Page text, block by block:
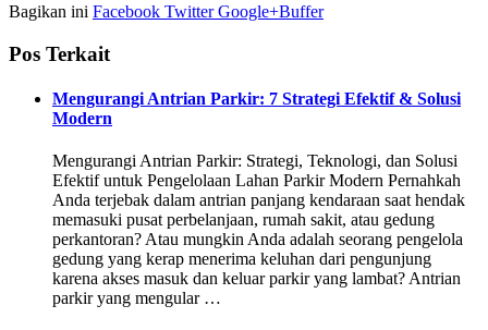
Bagikan ini Facebook TwitterGoogle+Buffer
Pos Terkait
Mengurangi Antrian Parkir: 7 Strategi Efektif & Solusi
Modern
Mengurangi Antrian Parkir: Strategi, Teknologi, dan Solusi
Efektif untuk Pengelolaan Lahan Parkir Modern Pernahkah
Anda terjebak dalam antrian panjang kendaraan saat hendak
memasuki pusat perbelanjaan, rumah sakit, atau gedung
perkantoran? Atau mungkin Anda adalah seorang pengelola
gedung yang kerap menerima keluhan dari pengunjung
karena akses masuk dan keluar parkir yang lambat? Antrian
parkir yang mengular …